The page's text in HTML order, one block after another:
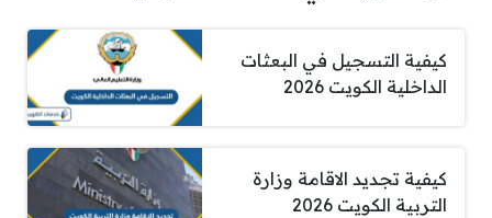
كيفية التسجيل في البعثات
الداخلية الكويت 2026
كيفية تجديد الاقامة وزارة
التربية الكويت 2026